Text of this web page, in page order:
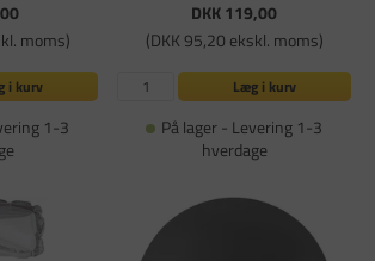
moms)
i kurv
1-3
DKK 119,00
(DKK 95,20 ekskl. moms)
Læg i kurv
På lager - Levering 1-3
hverdage